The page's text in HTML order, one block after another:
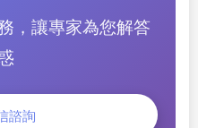
，讓專家為您解答
諮詢